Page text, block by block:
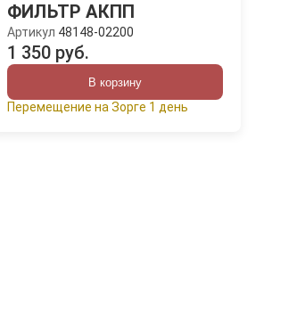
ФИЛЬТР АКПП
Артикул 48148-02200
1 350 руб.
В корзину
Перемещение на Зорге 1 день